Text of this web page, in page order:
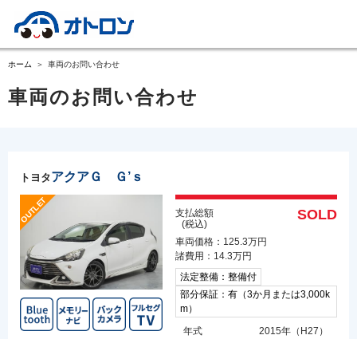
ホーム 車両のお問い合わせ
車両のお問い合わせ
トヨタアクアＧ Ｇ’ｓ
支払総額
(税込)
SOLD
車両価格：125.3万円
諸費用：14.3万円
法定整備：整備付
部分保証：有（3か月または3,000k
m）
年式
2015年（H27）